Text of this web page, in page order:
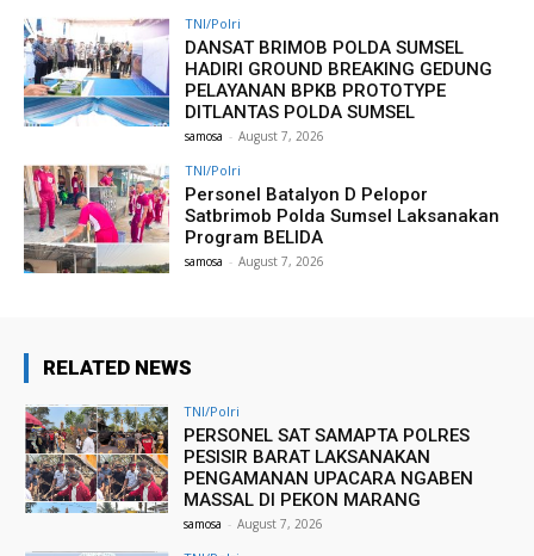
TNI/Polri
DANSAT BRIMOB POLDA SUMSEL
HADIRI GROUND BREAKING GEDUNG
PELAYANAN BPKB PROTOTYPE
DITLANTAS POLDA SUMSEL
samosa - August 7, 2026
TNI/Polri
Personel Batalyon D Pelopor
Satbrimob Polda Sumsel Laksanakan
Program BELIDA
samosa - August 7, 2026
RELATED NEWS
TNI/Polri
PERSONEL SAT SAMAPTA POLRES
PESISIR BARAT LAKSANAKAN
PENGAMANAN UPACARA NGABEN
MASSAL DI PEKON MARANG
samosa - August 7, 2026